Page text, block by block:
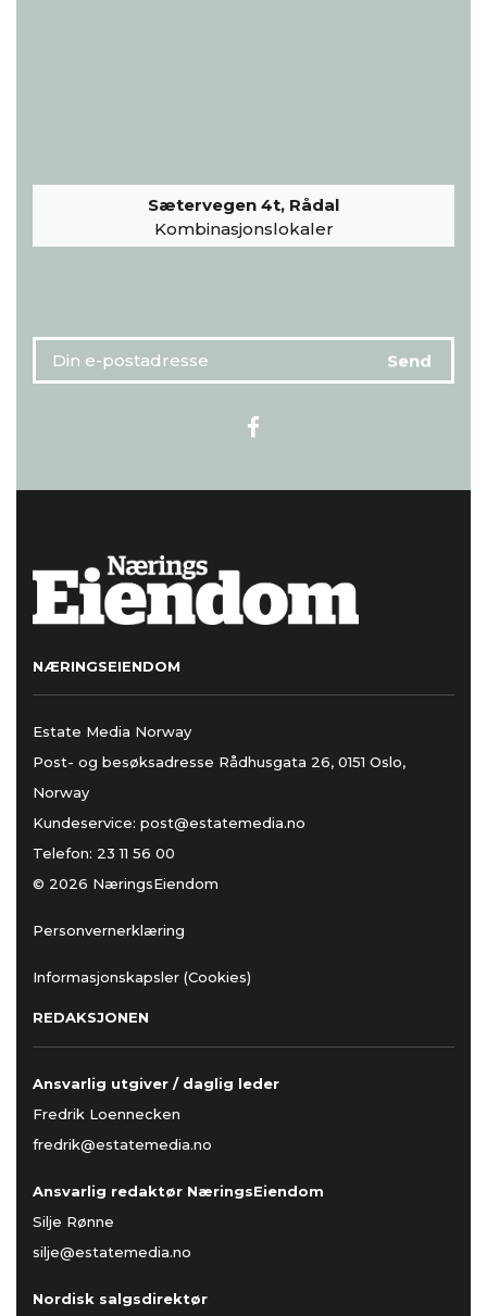
Sætervegen 4t, Rådal
Kombinasjonslokaler
NÆRINGSEIENDOM
Estate Media Norway
Post- og besøksadresse Rådhusgata 26, 0151 Oslo,
Norway
Kundeservice: post@estatemedia.no
Telefon: 23 11 56 00
© 2026 NæringsEiendom
Personvernerklæring
Informasjonskapsler (Cookies)
REDAKSJONEN
Ansvarlig utgiver / daglig leder
Fredrik Loennecken
fredrik@estatemedia.no
Ansvarlig redaktør NæringsEiendom
Silje Rønne
silje@estatemedia.no
Nordisk salgsdirektør